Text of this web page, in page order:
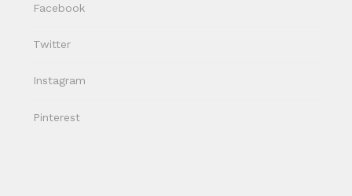
Facebook
Twitter
Instagram
Pinterest